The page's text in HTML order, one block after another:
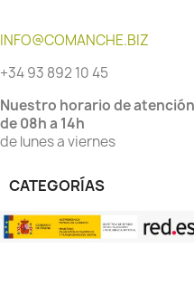
INFO@COMANCHE.BIZ
+34 93 892 10 45
Nuestro horario de
de 08h a 14h
de lunes a viernes
CATEGORÍAS